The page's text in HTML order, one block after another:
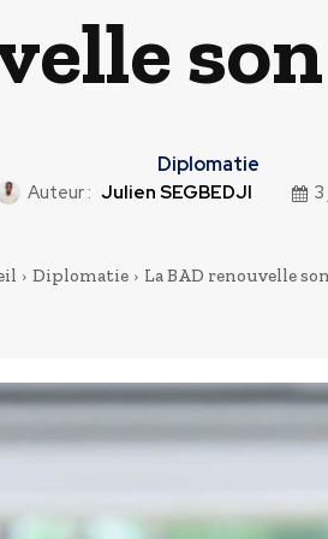
Diplomatie
Auteur : Julien SEGBEDJI
Diplomatie La BAD renouvelle